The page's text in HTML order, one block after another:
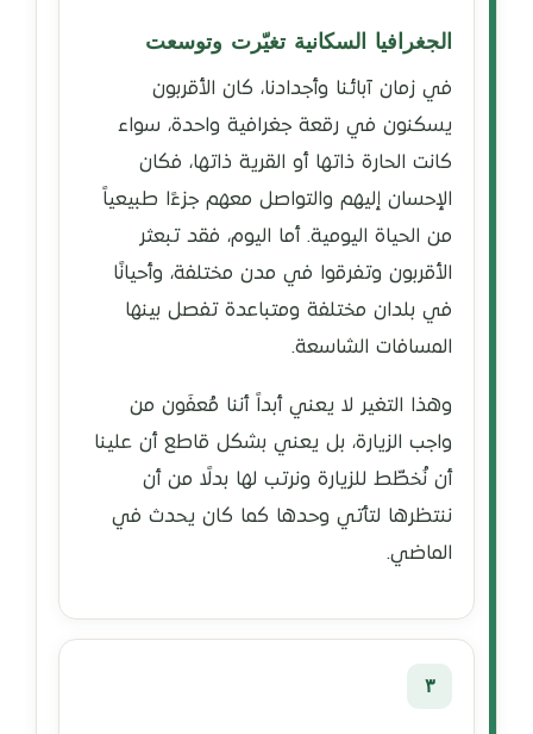
الجغرافيا السكانية تغيّرت وتوسعت
في زمان آبائنا وأجدادنا، كان الأقربون
يسكنون في رقعة جغرافية واحدة، سواء
كانت الحارة ذاتها أو القرية ذاتها، فكان
الإحسان إليهم والتواصل معهم جزءًا طبيعياً
من الحياة اليومية. أما اليوم، فقد تبعثر
الأقربون وتفرقوا في مدن مختلفة، وأحيانًا
في بلدان مختلفة ومتباعدة تفصل بينها
المسافات الشاسعة.
وهذا التغير لا يعني أبداً أننا مُعفَون من
واجب الزيارة، بل يعني بشكل قاطع أن علينا
أن نُخطّط للزيارة ونرتب لها بدلًا من أن
ننتظرها لتأتي وحدها كما كان يحدث في
الماضي.
٣